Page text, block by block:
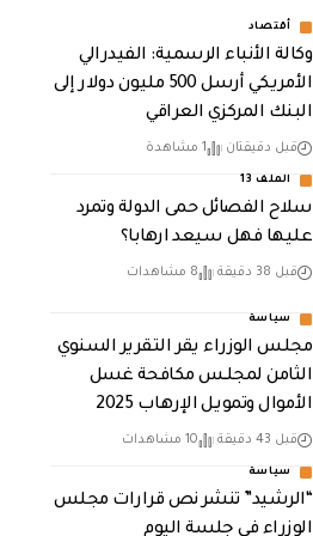
أقتصاد
وكالة الأنباء الرسمية: الفيدرالي
الأمريكي أرسل 500 مليون دولار إلى
البنك المركزي العراقي
قبل دقيقتان 1 مشاهدة
الملف 13
سلاح الفصائل حمى الدولة وتمرد
عليها فهل سيعد ارهابا؟
قبل 38 دقيقة 8 مشاهدات
سياسة
مجلس الوزراء يقر التقرير السنوي
الثامن لمجلـس مكافحة غسل
الأموال وتمويـل الإرهـاب 2025
قبل 43 دقيقة 10 مشاهدات
سياسة
“الرشيد” تنشر نص قرارات مجلس
الوزراء في جلسة اليوم